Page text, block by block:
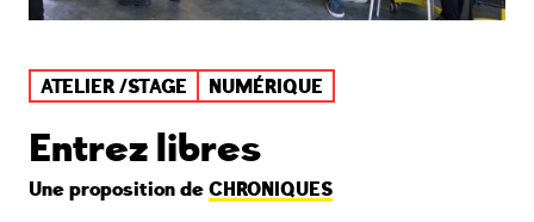
ATELIER /STAGE NUMÉRIQUE
Entrez libres
Une proposition de CHRONIQUES